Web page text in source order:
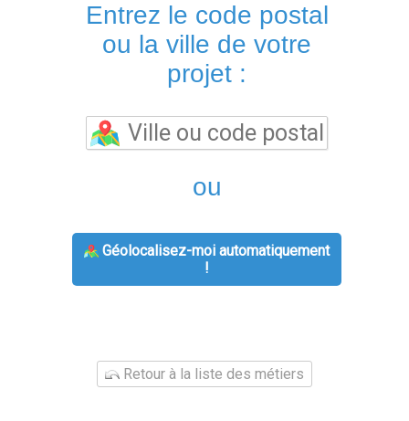
Entrez le code postal
ou la ville de votre
projet :
ou
Géolocalisez-moi automatiquement
!
Retour à la liste des métiers